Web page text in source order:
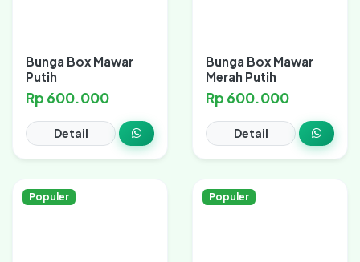
Bunga Box Mawar
Putih
Rp 600.000
Detail
Bunga Box Mawar
Merah Putih
Rp 600.000
Detail
Populer Populer